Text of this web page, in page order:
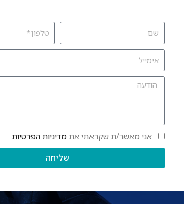
אני מאשר/ת שקראתי אתמדיניות הפרטיות
שליחה